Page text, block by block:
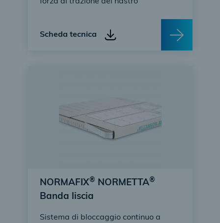
Scheda tecnica
NORMAFIX® NORMETTA®
Banda liscia
Sistema di bloccaggio continuo a